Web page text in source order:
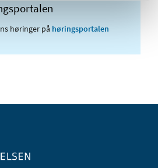
høringer på høringsportalen